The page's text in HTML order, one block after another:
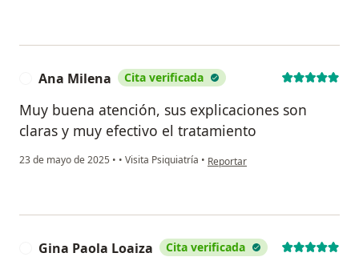
Ana Milena Cita verificada
Muy buena atención, sus explicaciones son
claras y muy efectivo el tratamiento
23 de mayo de 2025 • • Visita Psiquiatría • en opinión del usuario Ana Milena
Reportar
Gina Paola Loaiza Cita verificada